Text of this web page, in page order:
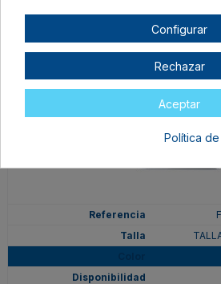
Configurar
Rechazar
Aceptar
Política